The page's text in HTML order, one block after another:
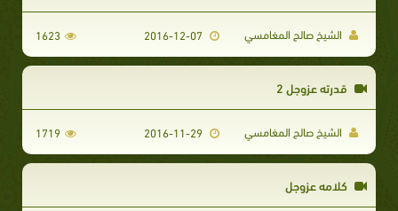
الشيخ صالح المغامسي 1623
قدرته عزوجل 2
الشيخ صالح المغامسي 2016-11-29
1719
كلامه عزوجل